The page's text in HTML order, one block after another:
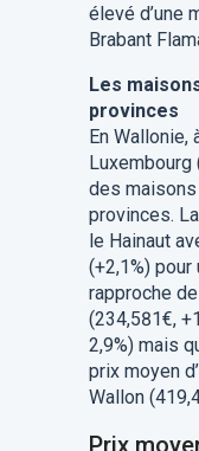
élevé d’une
Brabant
Les
provinces
En Wallonie,
Luxembourg
des
provinces.
le Hainaut
(+2,1%)
rapproche
(234,581€,
2,9%) mais
prix moyen
Wallon
Prix